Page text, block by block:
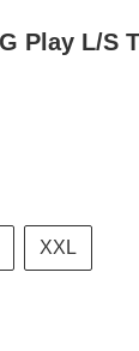
Play L/S
XXL